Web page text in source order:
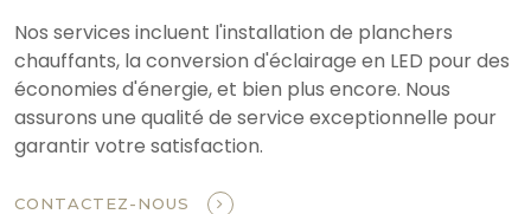
Nos services incluent l'installation de planchers
chauffants, la conversion d'éclairage en LED pour des
économies d'énergie, et bien plus encore. Nous
assurons une qualité de service exceptionnelle pour
garantir votre satisfaction.
CONTACTEZ-NOUS